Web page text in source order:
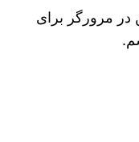
در مرورگر برای